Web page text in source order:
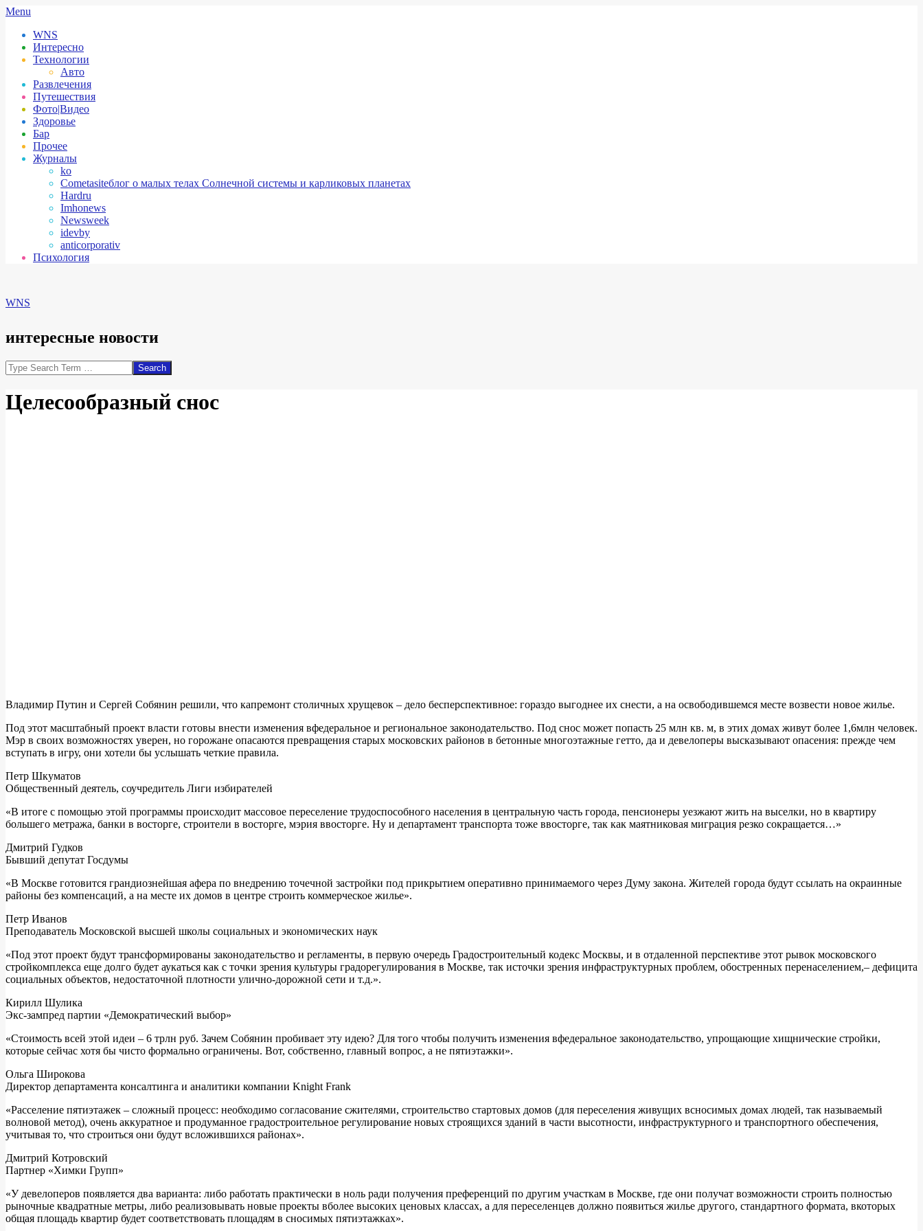
Skip
content
Secondary
Menu
Menu
WNS
Интересно
Технологии
Авто
Развлечения
Путешествия
Фото|Видео
Здоровье
Бар
Прочее
Журналы
ko
Cometasiteблог о малых телах Солнечной системы и карликовых планетах
Hardru
Imhonews
Newsweek
idevby
anticorporativ
Психология
WNS
интересные новости
Search
Целесообразный снос
Владимир Путин и Сергей Собянин решили, что капремонт столичных хрущевок – дело бесперспективное: гораздо выгоднее их снести, а на освободившемся месте возвести новое жилье.
Под этот масштабный проект власти готовы внести изменения вфедеральное и региональное законодательство. Под снос может попасть 25 млн кв. м, в этих домах живут более 1,6млн человек.
Мэр в своих возможностях уверен, но горожане опасаются превращения старых московских районов в бетонные многоэтажные гетто, да и девелоперы высказывают опасения: прежде чем
вступать в игру, они хотели бы услышать четкие правила.
Петр Шкуматов
Общественный деятель, соучредитель Лиги избирателей
«В итоге с помощью этой программы происходит массовое переселение трудоспособного населения в центральную часть города, пенсионеры уезжают жить на выселки, но в квартиру
большего метража, банки в восторге, строители в восторге, мэрия ввосторге. Ну и департамент транспорта тоже ввосторге, так как маятниковая миграция резко сокращается…»
Дмитрий Гудков
Бывший депутат Госдумы
«В Москве готовится грандиознейшая афера по внедрению точечной застройки под прикрытием оперативно принимаемого через Думу закона. Жителей города будут ссылать на окраинные
районы без компенсаций, а на месте их домов в центре строить коммерческое жилье».
Петр Иванов
Преподаватель Московской высшей школы социальных и экономических наук
«Под этот проект будут трансформированы законодательство и регламенты, в первую очередь Градостроительный кодекс Москвы, и в отдаленной перспективе этот рывок московского
стройкомплекса еще долго будет аукаться как с точки зрения культуры градорегулирования в Москве, так источки зрения инфраструктурных проблем, обостренных перенаселением,– дефицита
социальных объектов, недостаточной плотности улично-дорожной сети и т.д.».
Кирилл Шулика
Экс-зампред партии «Демократический выбор»
«Стоимость всей этой идеи – 6 трлн руб. Зачем Собянин пробивает эту идею? Для того чтобы получить изменения вфедеральное законодательство, упрощающие хищнические стройки,
которые сейчас хотя бы чисто формально ограничены. Вот, собственно, главный вопрос, а не пятиэтажки».
Ольга Широкова
Директор департамента консалтинга и аналитики компании Knight Frank
«Расселение пятиэтажек – сложный процесс: необходимо согласование сжителями, строительство стартовых домов (для переселения живущих всносимых домах людей, так называемый
волновой метод), очень аккуратное и продуманное градостроительное регулирование новых строящихся зданий в части высотности, инфраструктурного и транспортного обеспечения,
учитывая то, что строиться они будут всложившихся районах».
Дмитрий Котровский
Партнер «Химки Групп»
«У девелоперов появляется два варианта: либо работать практически в ноль ради получения преференций по другим участкам в Москве, где они получат возможности строить полностью
рыночные квадратные метры, либо реализовывать новые проекты вболее высоких ценовых классах, а для переселенцев должно появиться жилье другого, стандартного формата, вкоторых
общая площадь квартир будет соответствовать площадям в сносимых пятиэтажках».